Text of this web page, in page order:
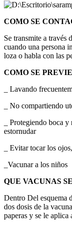
COMO SE
Se transmite a través
cuando una persona
loza o habla con las
COMO SE
_ Lavando
_ No compartiendo
_ Protegiendo boca
estornudar
_ Evitar tocar los
_Vacunar a los niños
QUE VACUNAS
Dentro Del esquema
dos dosis de la vacuna
paperas y se le aplica